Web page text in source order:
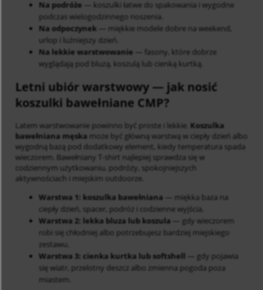
Na podróże — koszulki łatwe do spakowania i wygodne
podczas wielogodzinnego noszenia.
Na odpoczynek — miękkie modele dobre na weekend,
urlop i luźniejszy dzień.
Na lekkie warstwowanie — fasony, które dobrze
wyglądają pod bluzą, koszulą lub cienką kurtką.
Letni ubiór warstwowy — jak nosić
koszulki bawełniane CMP?
Latem warstwowanie powinno być proste i lekkie. Koszulka
bawełniana męska może być główną warstwą w ciepły dzień albo
wygodną bazą pod dodatkowy element, kiedy temperatura spada
wieczorem. Bawełniany T-shirt najlepiej sprawdza się w
codziennym użytkowaniu, podróży, spokojniejszych
aktywnościach i miejskim outdoorze.
Warstwa 1: koszulka bawełniana — miękka baza na
ciepły dzień, spacer, podróż i codzienne wyjścia.
Warstwa 2: lekka bluza lub koszula — gdy wieczorem
robi się chłodniej albo potrzebujesz bardziej miejskiego
zestawu.
Warstwa 3: cienka kurtka lub softshell — gdy pojawia
się wiatr, przelotny deszcz albo zmienna pogoda poza
miastem.